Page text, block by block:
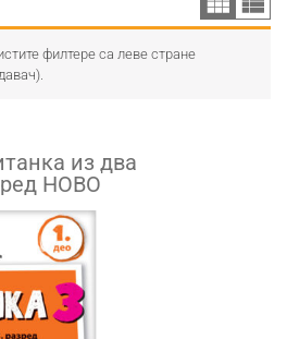
филтере са леве стране
из два
НОВО